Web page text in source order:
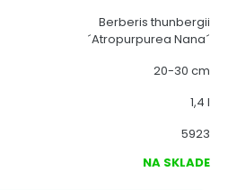
Berberis thunbergii
´Atropurpurea Nana´
20-30 cm
1,4 l
5923
NA SKLADE